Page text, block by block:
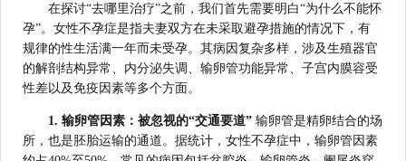
在探讨“去哪里治疗”之前，我们首先需要明白“为什么不能怀
孕”。女性不孕症是指夫妻双方在未采取避孕措施的情况下，有
规律的性生活满一年而未受孕。其病因复杂多样，涉及生殖器官
的解剖结构异常、内分泌失调、输卵管功能异常、子宫内膜容受
性差以及免疫因素等多个方面。
1. 输卵管因素：被忽视的“交通要道” 输卵管是精卵结合的场
所，也是胚胎运输的通道。据统计，女性不孕症中，输卵管因素